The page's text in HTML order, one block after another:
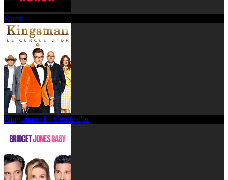
Kursk
Kingsman : Le Cercle d'or